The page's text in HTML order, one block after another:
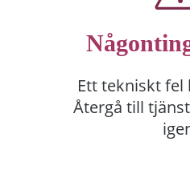
Ett tekniskt
Återgå till